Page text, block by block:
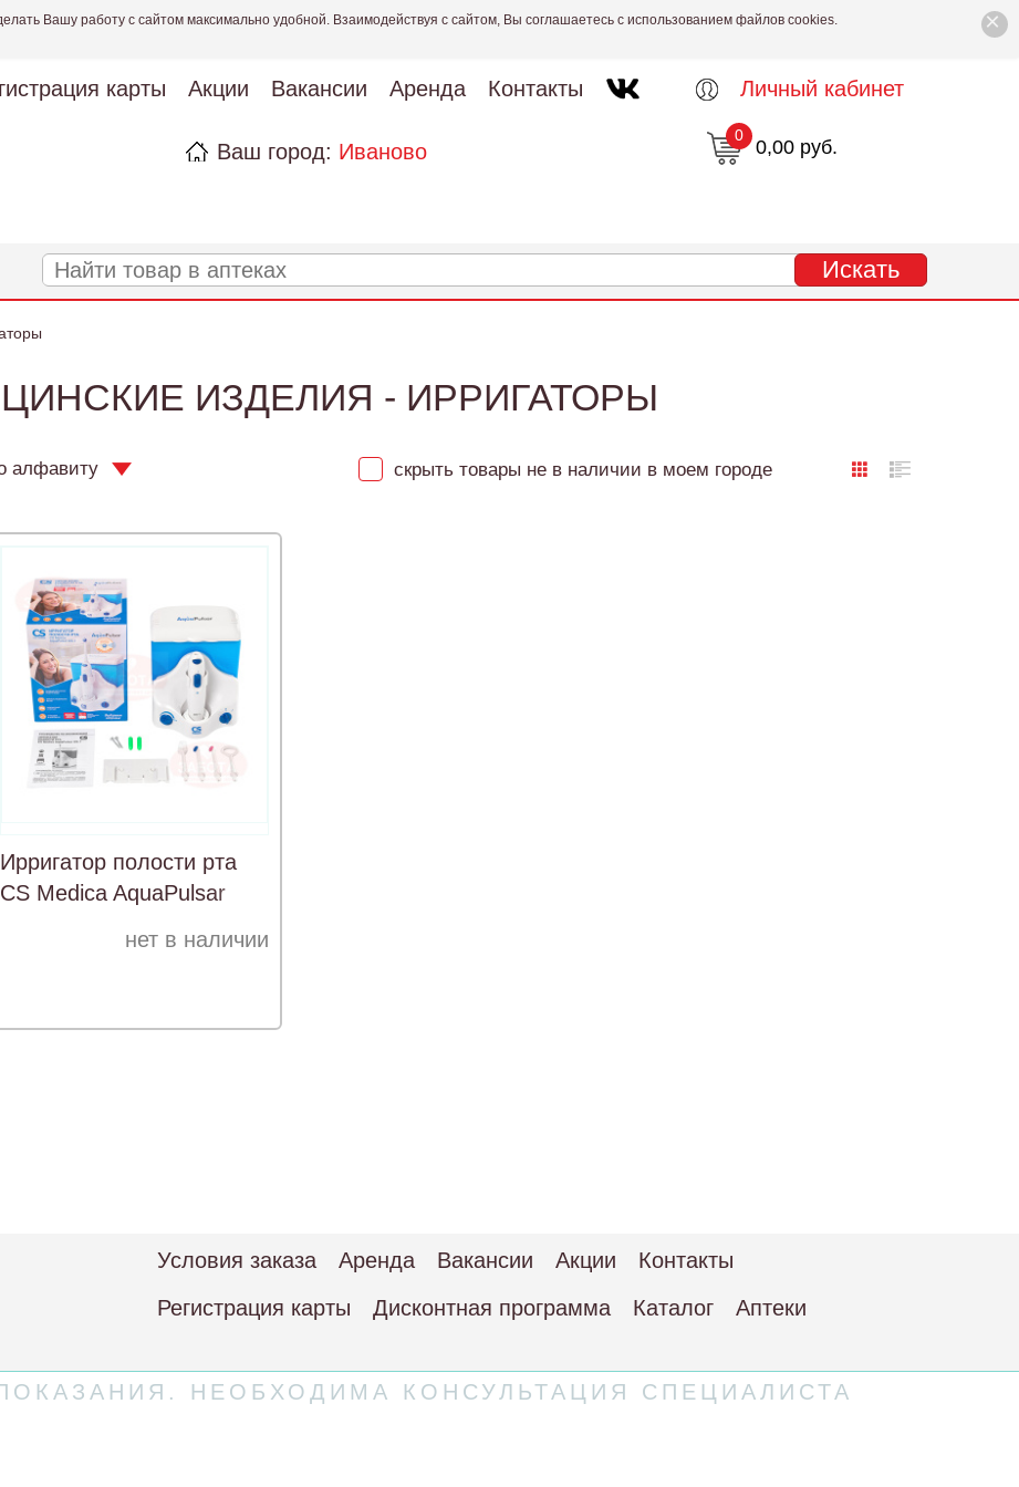
×
Вашу работу с сайтом максимально удобной. Взаимодействуя с сайтом, Вы соглашаетесь с использованием файлов cookies.
карты Акции Вакансии Аренда Контакты
Ваш город: Иваново
Личный кабинет
0,00 руб.
0
ИЗДЕЛИЯ - ИРРИГАТОРЫ
алфавиту скрыть товары не в наличии в моем городе
Ирригатор полости рта
CS Medica AquaPulsar
нет в наличии
Условия заказа Аренда Вакансии Акции
Контакты
Регистрация карты
Дисконтная программа Каталог Аптеки
НЕОБХОДИМА КОНСУЛЬТАЦИЯ СПЕЦИАЛИСТА